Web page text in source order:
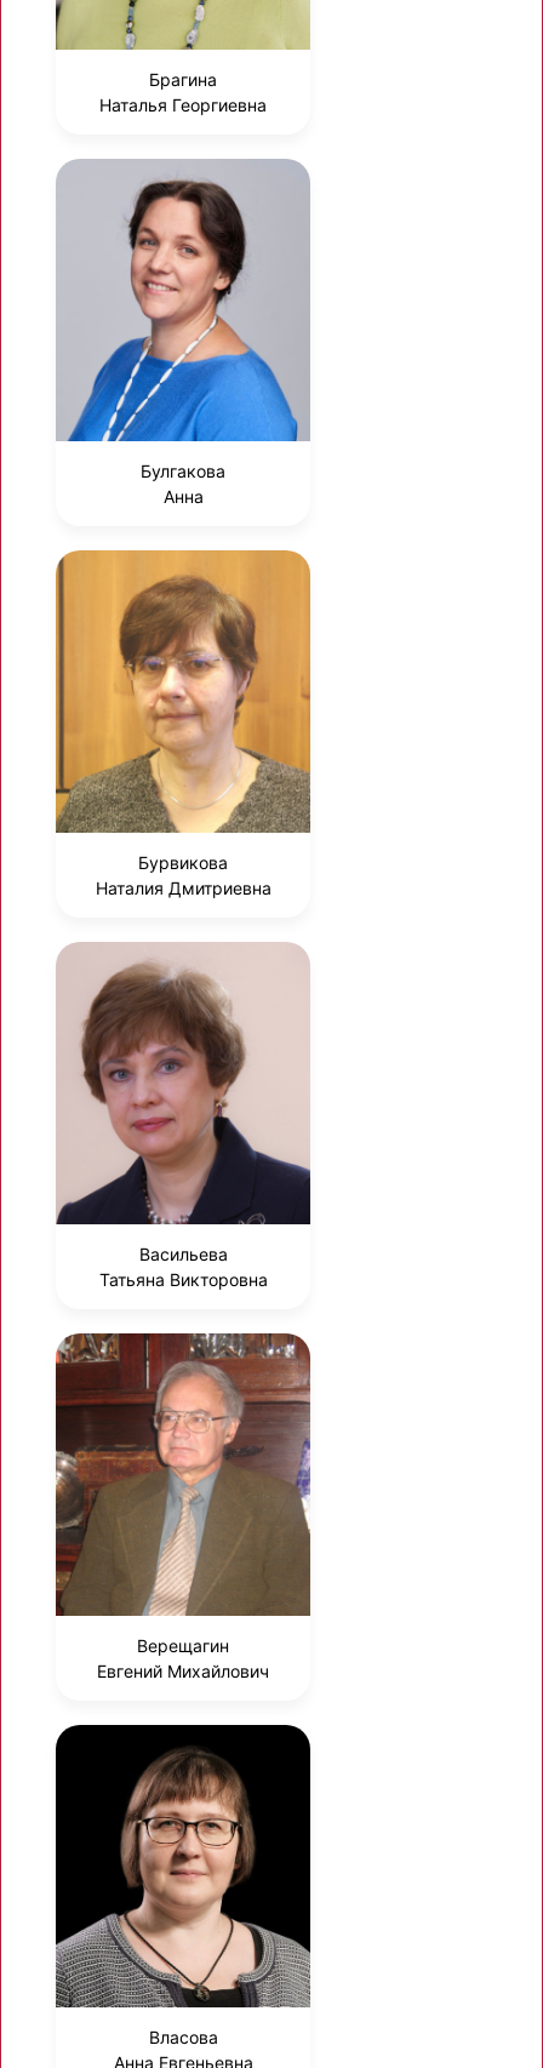
Брагина
Наталья Георгиевна
Булгакова
Анна
Бурвикова
Наталия Дмитриевна
Васильева
Татьяна Викторовна
Верещагин
Евгений Михайлович
Власова
Анна Евгеньевна